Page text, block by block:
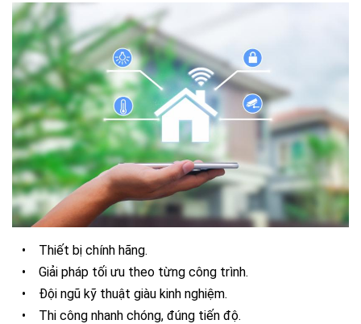
• Thiết bị chính hãng.
• Giải pháp tối ưu theo từng công trình.
• Đội ngũ kỹ thuật giàu kinh nghiệm.
• Thi công nhanh chóng, đúng tiến độ.